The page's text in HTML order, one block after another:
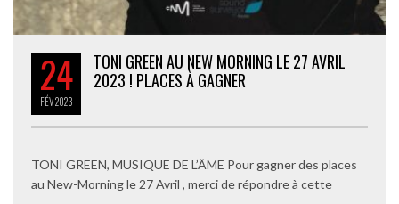
24
FÉV2023
TONI GREEN AU NEW MORNING LE 27 AVRIL
2023 ! PLACES À GAGNER
TONI GREEN, MUSIQUE DE L’ÂME Pour gagner des places
au New-Morning le 27 Avril , merci de répondre à cette